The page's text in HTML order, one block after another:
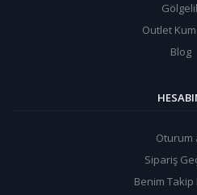
Outlet
Blog
Oturum
Sipariş
Benim Takip